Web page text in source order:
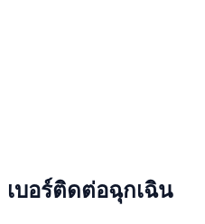
เบอร์ติดต่อฉุกเฉิน